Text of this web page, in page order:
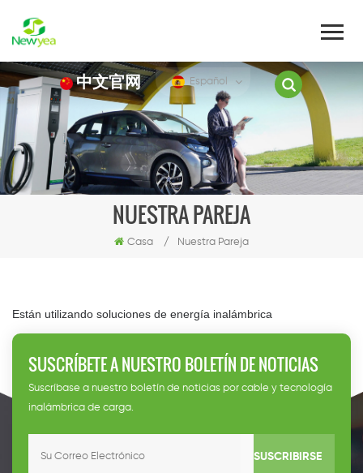
中文官网 Español
NUESTRA PAREJA
Casa / Nuestra Pareja
Están utilizando soluciones de energía inalámbrica
SUSCRÍBETE A NUESTRO BOLETÍN DE NOTICIAS
Suscríbase a nuestro boletín de noticias por cable y tecnología
inalámbrica de carga.
SUSCRIBIRSE